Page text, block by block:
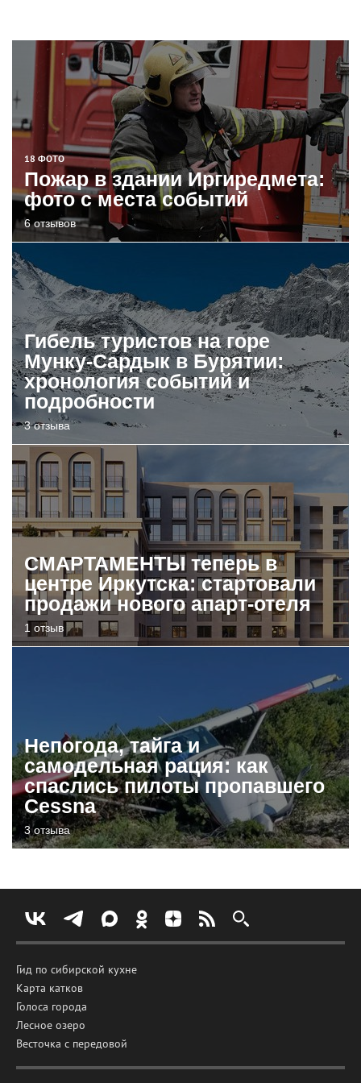
18 ФОТО
Пожар в здании Иргиредмета:
фото с места событий
6 отзывов
Гибель туристов на горе
Мунку-Сардык в Бурятии:
хронология событий и
подробности
3 отзыва
СМАРТАМЕНТЫ теперь в
центре Иркутска: стартовали
продажи нового апарт-отеля
1 отзыв
Непогода, тайга и
самодельная рация: как
спаслись пилоты пропавшего
Cessna
3 отзыва
Гид по сибирской кухне
Карта катков
Голоса города
Лесное озеро
Весточка с передовой